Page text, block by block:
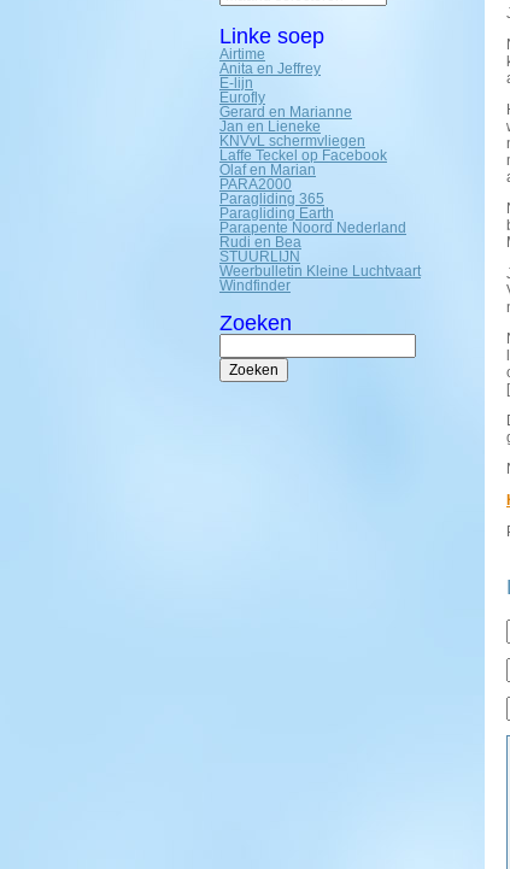
Linke soep
Airtime
Anita en Jeffrey
E-lijn
Eurofly
Gerard en Marianne
Jan en Lieneke
KNVvL schermvliegen
Laffe Teckel op Facebook
Olaf en Marian
PARA2000
Paragliding 365
Paragliding Earth
Parapente Noord Nederland
Rudi en Bea
STUURLIJN
Weerbulletin Kleine Luchtvaart
Windfinder
Zoeken
Zoeken
naar: